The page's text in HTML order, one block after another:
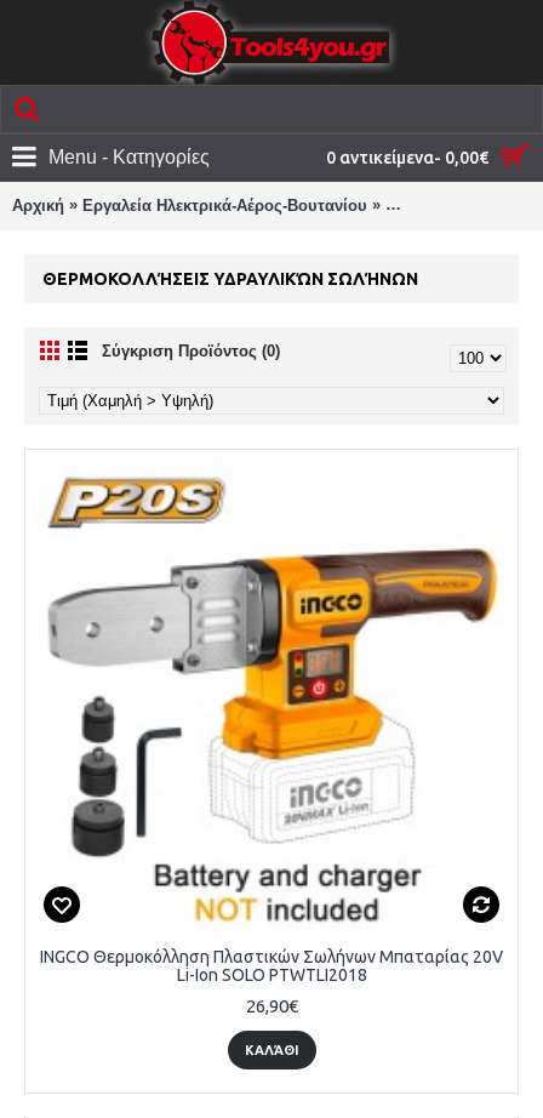
0 αντικείμενα- 0,00€
Menu - Κατηγορίες
Αρχική » Εργαλεία Ηλεκτρικά-Αέρος-Βουτανίου » Θερμοκολλήσεις
ΘΕΡΜΟΚΟΛΛΉΣΕΙΣ ΥΔΡΑΥΛΙΚΏΝ ΣΩΛΉΝΩΝ
Σύγκριση Προϊόντος (0)
INGCO Θερμοκόλληση Πλαστικών Σωλήνων Μπαταρίας 20V
Li-Ion SOLO PTWTLI2018
26,90€
ΚΑΛΆΘΙ